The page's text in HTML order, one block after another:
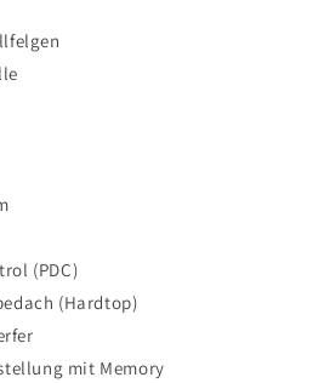
(PDC)
(Hardtop)
mit Memory